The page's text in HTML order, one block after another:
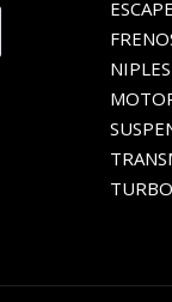
NIPLES